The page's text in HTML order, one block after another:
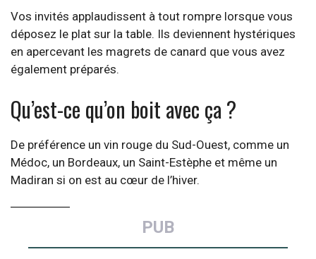
Vos invités applaudissent à tout rompre lorsque vous
déposez le plat sur la table. Ils deviennent hystériques
en apercevant les magrets de canard que vous avez
également préparés.
Qu’est-ce qu’on boit avec ça ?
De préférence un vin rouge du Sud-Ouest, comme un
Médoc, un Bordeaux, un Saint-Estèphe et même un
Madiran si on est au cœur de l’hiver.
PUB